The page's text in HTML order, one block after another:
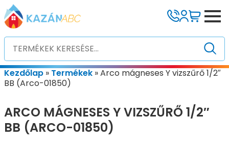
Kezdőlap » Termékek »Arco mágneses Y vizszűrő 1/2″
BB (Arco-01850)
ARCO MÁGNESES Y VIZSZŰRŐ 1/2″
BB (ARCO-01850)